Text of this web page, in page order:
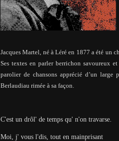
Jacques Martel, né à Léré en 1877 a été un
Ses textes en parler berrichon savoureux
parolier de chansons apprécié d’un
Berlaudiau rimée à sa façon.
C'est un drôl' de temps qu' n'on travarse.
Moi, j' vous l'dis, tout en mainprisant